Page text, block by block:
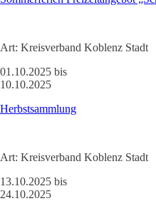
Art: Kreisverband Koblenz Stadt
01.10.2025 bis
10.10.2025
Herbstsammlung
Art: Kreisverband Koblenz Stadt
13.10.2025 bis
24.10.2025